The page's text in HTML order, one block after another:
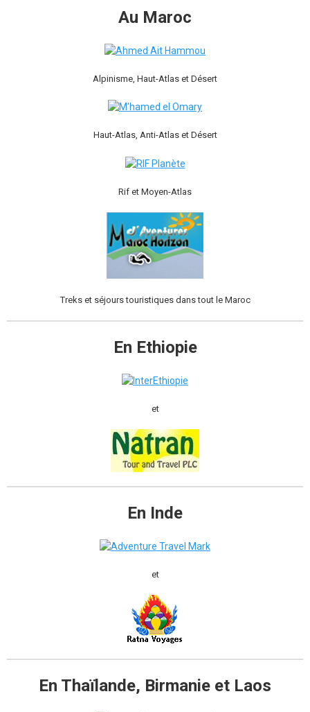
Au Maroc
Alpinisme, Haut-Atlas et Désert
Haut-Atlas, Anti-Atlas et Désert
Rif et Moyen-Atlas
Treks et séjours touristiques dans tout le Maroc
En Ethiopie
et
En Inde
et
En Thaïlande, Birmanie et Laos